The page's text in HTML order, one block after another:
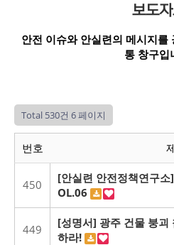
보도
안전 이슈와 안실련의 메시지
통 창구입
Total 530건 6 페이지
번호
450
[안실련 안전정책연구
OL.06
449
[성명서] 광주 건물 붕괴
하라!